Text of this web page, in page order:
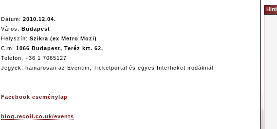
Dátum: 2010.12.04.
Város: Budapest
Helyszín: Szikra (ex Metro Mozi)
Cím: 1066 Budapest, Teréz krt. 62.
Telefon: +36 1 7065127
Jegyek: hamarosan az Eventim, Ticketportal és egyes Interticket irodáknál
Facebook eseménylap
blog.recoil.co.uk/events